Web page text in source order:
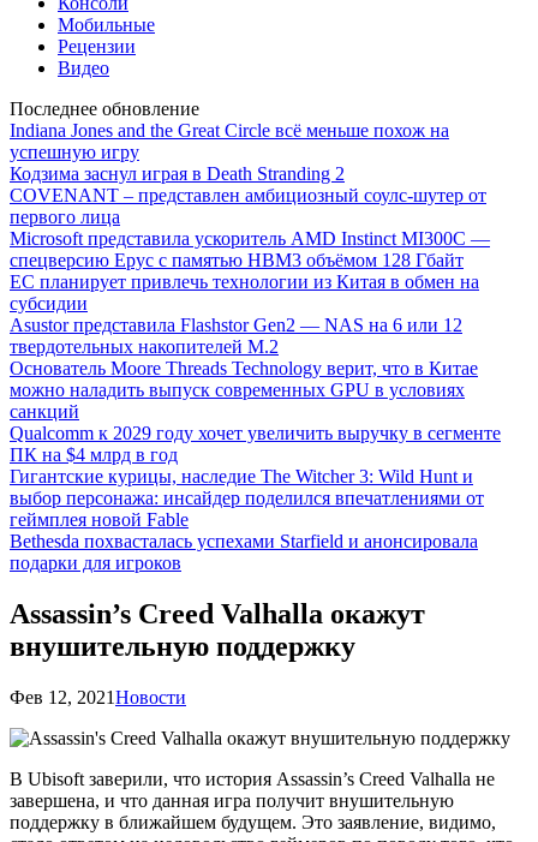
Мобильные
Рецензии
Видео
Последнее обновление
Indiana Jones and the Great Circle всё меньше похож на
успешную игру
Кодзима заснул играя в Death Stranding 2
COVENANT – представлен амбициозный соулс-шутер от
первого лица
Microsoft представила ускоритель AMD Instinct MI300C —
спецверсию Epyc с памятью HBM3 объёмом 128 Гбайт
ЕС планирует привлечь технологии из Китая в обмен на
субсидии
Asustor представила Flashstor Gen2 — NAS на 6 или 12
твердотельных накопителей M.2
Основатель Moore Threads Technology верит, что в Китае
можно наладить выпуск современных GPU в условиях
санкций
Qualcomm к 2029 году хочет увеличить выручку в сегменте
ПК на $4 млрд в год
Гигантские курицы, наследие The Witcher 3: Wild Hunt и
выбор персонажа: инсайдер поделился впечатлениями от
геймплея новой Fable
Bethesda похвасталась успехами Starfield и анонсировала
подарки для игроков
Assassin’s Creed Valhalla окажут
внушительную поддержку
Фев 12, 2021Новости
В Ubisoft заверили, что история Assassin’s Creed Valhalla не
завершена, и что данная игра получит внушительную
поддержку в ближайшем будущем. Это заявление, видимо,